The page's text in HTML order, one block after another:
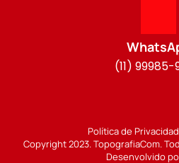
(11) 99985-
Política de
Copyright 2023. TopografiaCom.
Desenvolvido